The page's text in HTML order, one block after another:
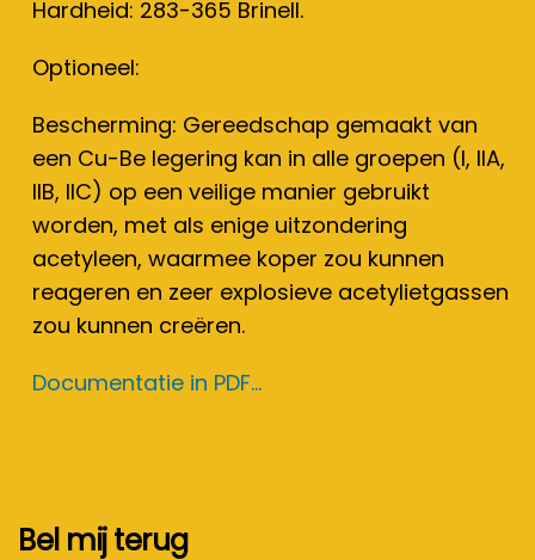
Hardheid: 283-365 Brinell.
Optioneel:
Bescherming: Gereedschap gemaakt van
een Cu-Be legering kan in alle groepen (I, IIA,
IIB, IIC) op een veilige manier gebruikt
worden, met als enige uitzondering
acetyleen, waarmee koper zou kunnen
reageren en zeer explosieve acetylietgassen
zou kunnen creëren.
Documentatie in PDF...
Bel mij terug